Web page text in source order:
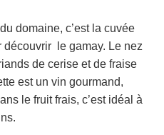
domaine, c’est la cuvée
le gamay. Le nez
de cerise et de fraise
est un vin gourmand,
le fruit frais, c’est idéal à